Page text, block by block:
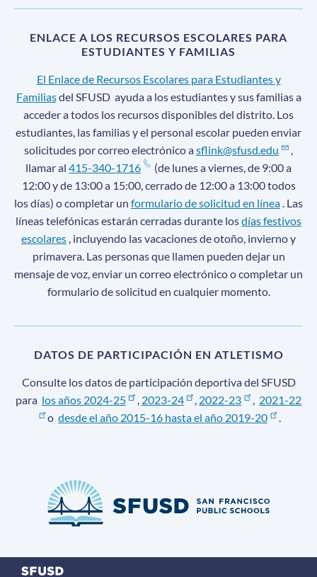
ENLACE A LOS RECURSOS ESCOLARES PARA
ESTUDIANTES Y FAMILIAS
El Enlace de Recursos Escolares para Estudiantes y
Familiasdel SFUSD ayuda a los estudiantes y sus familias a
acceder a todos los recursos disponibles del distrito. Los
estudiantes, las familias y el personal escolar pueden enviar
solicitudes por correo electrónico asflink@sfusd.edu
,
llamar al415-340-1716
(de lunes a viernes, de 9:00 a
12:00 y de 13:00 a 15:00, cerrado de 12:00 a 13:00 todos
los días) o completar un formulario de solicitud en línea. Las
líneas telefónicas estarán cerradas durante losdías festivos
escolares , incluyendo las vacaciones de otoño, invierno y
primavera. Las personas que llamen pueden dejar un
mensaje de voz, enviar un correo electrónico o completar un
formulario de solicitud en cualquier momento.
DATOS DE PARTICIPACIÓN EN ATLETISMO
Consulte los datos de participación deportiva del SFUSD
para los años 2024-25 , 2023-24 , 2022-23 , 2021-22
o desde el año 2015-16 hasta el año 2019-20 .